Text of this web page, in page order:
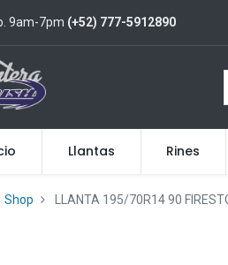
9am-7pm (+52) 777-5912890
Llantas Rines
Shop LLANTA 195/70R14 90